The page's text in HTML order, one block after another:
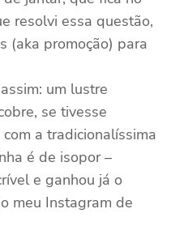
resolvi essa questão,
(aka promoção) para
um lustre
se tivesse
a tradicionalíssima
é de isopor –
e ganhou já o
meu Instagram de